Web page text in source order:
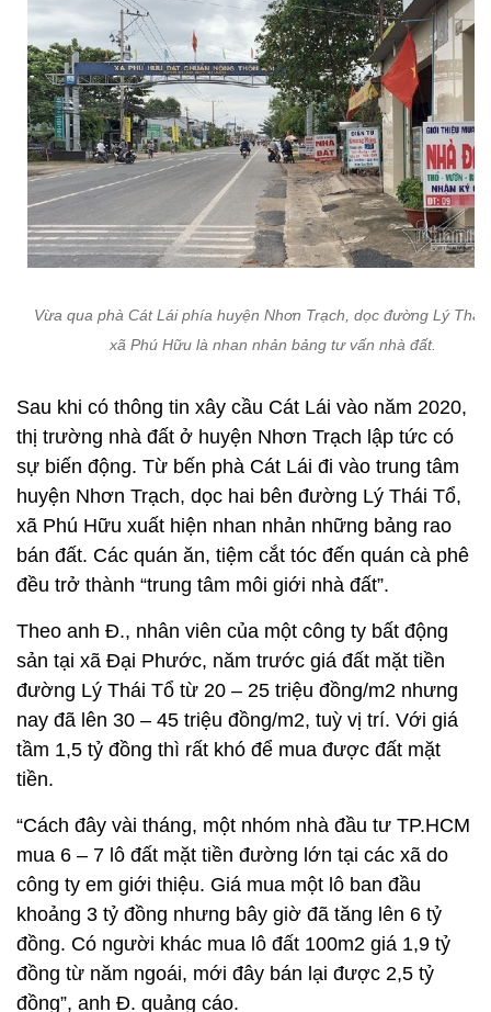
Vừa qua phà Cát Lái phía huyện Nhơn Trạch, dọc đường Lý Thái
xã Phú Hữu là nhan nhản bảng tư vấn nhà đất.
Sau khi có thông tin xây cầu Cát Lái vào năm 2020,
thị trường nhà đất ở huyện Nhơn Trạch lập tức có
sự biến động. Từ bến phà Cát Lái đi vào trung tâm
huyện Nhơn Trạch, dọc hai bên đường Lý Thái Tổ,
xã Phú Hữu xuất hiện nhan nhản những bảng rao
bán đất. Các quán ăn, tiệm cắt tóc đến quán cà phê
đều trở thành “trung tâm môi giới nhà đất”.
Theo anh Đ., nhân viên của một công ty bất động
sản tại xã Đại Phước, năm trước giá đất mặt tiền
đường Lý Thái Tổ từ 20 – 25 triệu đồng/m2 nhưng
nay đã lên 30 – 45 triệu đồng/m2, tuỳ vị trí. Với giá
tầm 1,5 tỷ đồng thì rất khó để mua được đất mặt
tiền.
“Cách đây vài tháng, một nhóm nhà đầu tư TP.HCM
mua 6 – 7 lô đất mặt tiền đường lớn tại các xã do
công ty em giới thiệu. Giá mua một lô ban đầu
khoảng 3 tỷ đồng nhưng bây giờ đã tăng lên 6 tỷ
đồng. Có người khác mua lô đất 100m2 giá 1,9 tỷ
đồng từ năm ngoái, mới đây bán lại được 2,5 tỷ
đồng”, anh Đ. quảng cáo.